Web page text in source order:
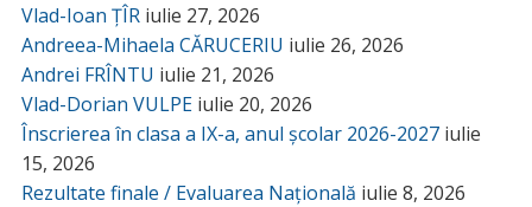
Vlad-Ioan ȚÎR iulie 27, 2026
Andreea-Mihaela CĂRUCERIU iulie 26, 2026
Andrei FRÎNTU iulie 21, 2026
Vlad-Dorian VULPE iulie 20, 2026
Înscrierea în clasa a IX-a, anul școlar 2026-2027 iulie
15, 2026
Rezultate finale / Evaluarea Națională iulie 8, 2026